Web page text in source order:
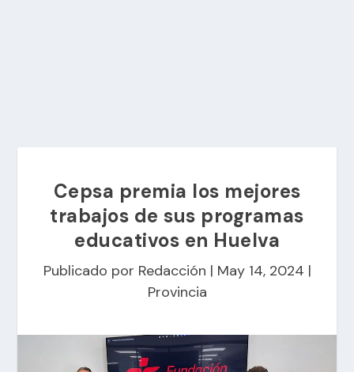
Cepsa premia los mejores
trabajos de sus programas
educativos en Huelva
Publicado por Redacción | May 14, 2024 |
Provincia